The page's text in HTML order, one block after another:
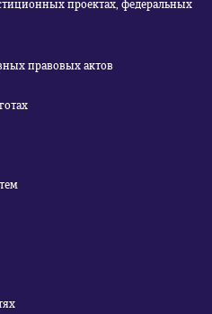
проектах, федеральных
правовых актов